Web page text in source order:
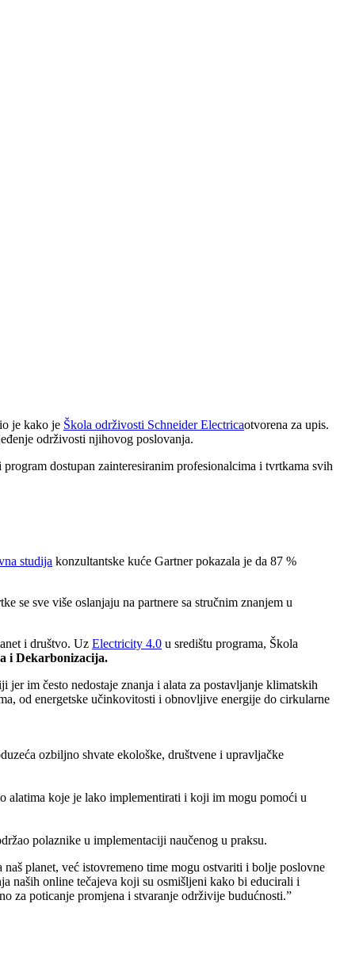
je kako je Škola održivosti Schneider Electricaotvorena za upis.
održivosti njihovog poslovanja.
dostupan zainteresiranim profesionalcima i tvrtkama svih
studija konzultantske kuće Gartner pokazala je da 87 %
se sve više oslanjaju na partnere sa stručnim znanjem u
i društvo. Uz Electricity 4.0 u središtu programa, Škola
i Dekarbonizacija.
im često nedostaje znanja i alata za postavljanje klimatskih
od energetske učinkovitosti i obnovljive energije do cirkularne
ozbiljno shvate ekološke, društvene i upravljačke
alatima koje je lako implementirati i koji im mogu pomoći u
polaznike u implementaciji naučenog u praksu.
planet, već istovremeno time mogu ostvariti i bolje poslovne
naših online tečajeva koji su osmišljeni kako bi educirali i
za poticanje promjena i stvaranje održivije budućnosti.”